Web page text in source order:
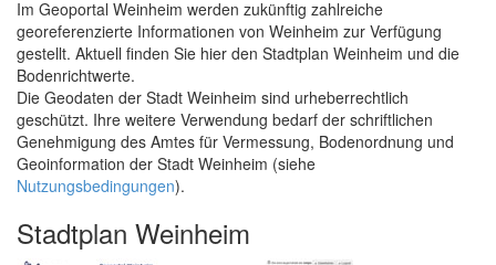
Im Geoportal Weinheim werden zukünftig zahlreiche
georeferenzierte Informationen von Weinheim zur Verfügung
gestellt. Aktuell finden Sie hier den Stadtplan Weinheim und die
Bodenrichtwerte.
Die Geodaten der Stadt Weinheim sind urheberrechtlich
geschützt. Ihre weitere Verwendung bedarf der schriftlichen
Genehmigung des Amtes für Vermessung, Bodenordnung und
Geoinformation der Stadt Weinheim (siehe
Nutzungsbedingungen).
Stadtplan Weinheim